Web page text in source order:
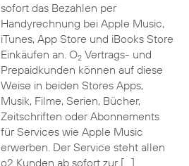
sofort das Bezahlen per
Handyrechnung bei Apple Music,
iTunes, App Store und iBooks Store
Einkäufen an. O2Vertrags- und
Prepaidkunden können auf diese
Weise in beiden Stores Apps,
Musik, Filme, Serien, Bücher,
Zeitschriften oder Abonnements
für Services wie Apple Music
erwerben. Der Service steht allen
o2 Kunden ab sofort zur […]